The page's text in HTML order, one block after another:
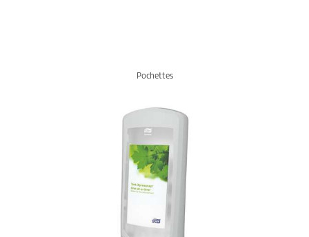
Pochettes